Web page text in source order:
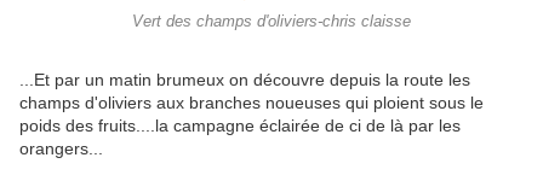
Vert des champs d'oliviers-chris claisse
...Et par un matin brumeux on découvre depuis la route les
champs d'oliviers aux branches noueuses qui ploient sous le
poids des fruits....la campagne éclairée de ci de là par les
orangers...